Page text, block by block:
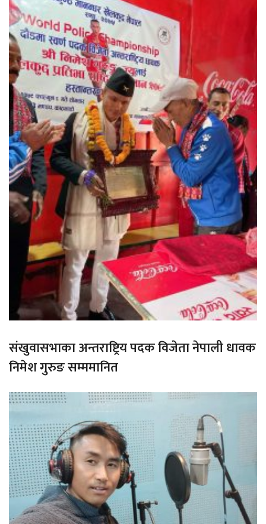
संखुवासभाका अन्तराष्ट्रिय पदक विजेता नेपाली धावक
निमेश गुरुङ सम्ममानित